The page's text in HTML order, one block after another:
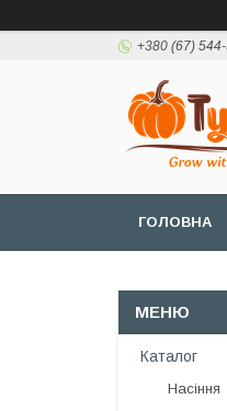
+380 (67)
ГОЛОВНА
Каталог
Насіння